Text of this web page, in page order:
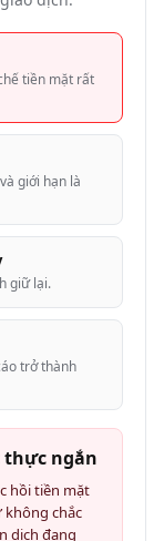
tiền mặt rất
giới hạn là
giữ lại.
trở thành
thực ngắn
hồi tiền mặt
không chắc
dịch đang